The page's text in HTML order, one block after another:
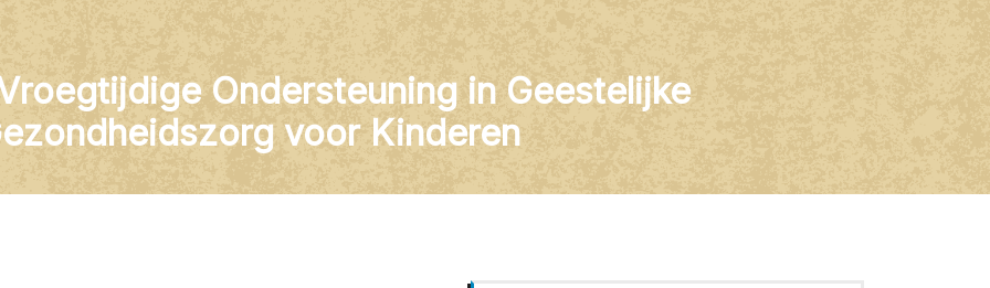
Ondersteuning in Geestelijke
voor Kinderen